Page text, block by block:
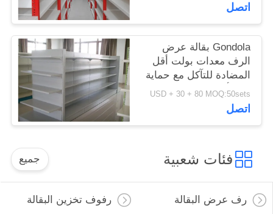
اتصل
Gondola بقالة عرض
الرف معدات بولت أقل
المضادة للتآكل مع حماية
الصدأ
USD + 30 + 80 MOQ:50sets
اتصل
فئات شعبية جميع
رف عرض البقالة رفوف تخزين البقالة